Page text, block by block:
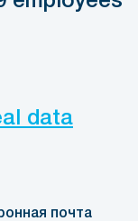
data
почта